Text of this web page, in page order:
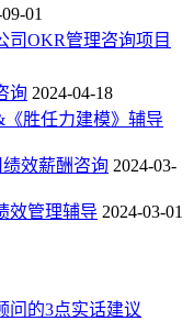
01
司OKR管理咨询项目
询 2024-04-18
《胜任力建模》辅导
效薪酬咨询 2024-03-
效管理辅导 2024-03-01
问的3点实话建议